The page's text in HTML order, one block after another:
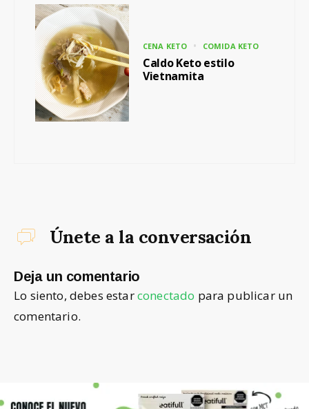
CENA KETO COMIDA KETO
Caldo Keto estilo
Vietnamita
Únete a la conversación
Deja un comentario
Lo siento, debes estarconectado para publicar un
comentario.